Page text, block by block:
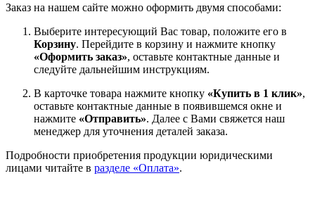
Заказ на нашем сайте можно оформить двумя способами:
Выберите интересующий Вас товар, положите его в
Корзину. Перейдите в корзину и нажмите кнопку
«Оформить заказ», оставьте контактные данные и
следуйте дальнейшим инструкциям.
В карточке товара нажмите кнопку «Купить в 1 клик»,
оставьте контактные данные в появившемся окне и
нажмите «Отправить». Далее с Вами свяжется наш
менеджер для уточнения деталей заказа.
Подробности приобретения продукции юридическими
лицами читайте в разделе «Оплата».